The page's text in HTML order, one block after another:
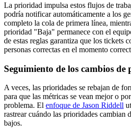
La prioridad impulsa estos flujos de
podría notificar automáticamente a los
completo la cola de primera línea,
prioridad "Baja" permanece con el
de estas reglas garantiza que los tickets
personas correctas en el momento
Seguimiento de los cambios
A veces, las prioridades se rebajan de
para que las métricas se vean mejor o
problema. El enfoque de Jason Riddell
rastrear cuándo las prioridades cambian
bajos.